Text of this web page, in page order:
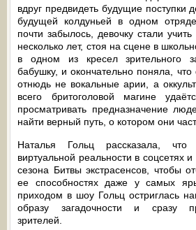
вдруг предвидеть будущие поступки
будущей колдуньей в одном
почти забылось, девочку стали
несколько лет, стоя на сцене в
в одном из кресел зрительного
бабушку, и окончательно поняла,
отнюдь не вокальные арии, а
всего бритоголовой магине
просматривать предназначение
найти верный путь, о котором они
Наталья Гольц рассказала,
виртуальной реальности в соцсетях
сезона Битвы экстрасенсов, чтобы
ее способностях даже у самых
приходом в шоу Гольц остриглась
образу загадочности и сразу
зрителей.